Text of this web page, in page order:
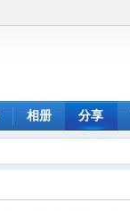
相册 分享